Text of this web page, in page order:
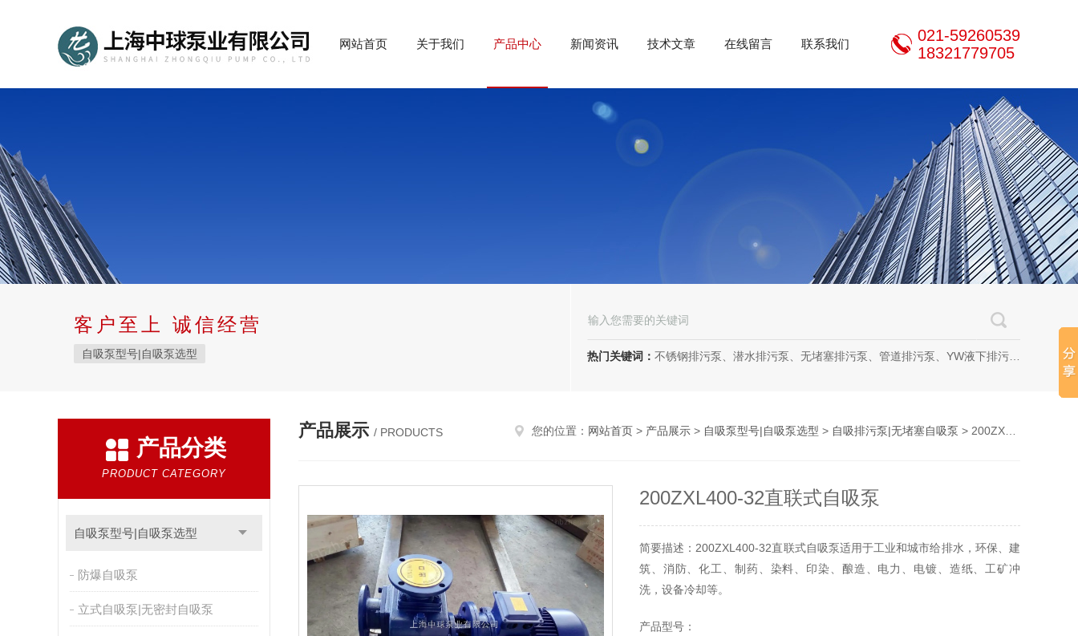
网站首页 关于我们 产品中心 新闻资讯 技术文章 在线留言 联系我们
021-59260539
18321779705
客户至上 诚信经营
自吸泵型号|自吸泵选型 热门关键词： 不锈钢排污泵、潜水排污泵、无堵塞排污泵、管道排污泵、YW液下排污泵、立式无堵塞排污泵、管道离心泵、无堵塞自吸泵、不锈钢离心泵
产品分类
PRODUCT CATEGORY
自吸泵型号|自吸泵选型
防爆自吸泵
立式自吸泵|无密封自吸泵
产品展示 / PRODUCTS 您的位置： 网站首页 > 产品展示 > 自吸泵型号|自吸泵选型 > 自吸排污泵|无堵塞自吸泵 > 200ZXL400-32直联式自吸泵
200ZXL400-32直联式自吸泵
简要描述：200ZXL400-32直联式自吸泵适用于工业和城市给排水，环保、建
筑、消防、化工、制药、染料、印染、酿造、电力、电镀、造纸、工矿冲
洗，设备冷却等。
产品型号：